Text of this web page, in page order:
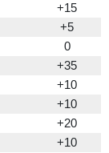
+15
+5
0
+35
+10
+10
+20
+10